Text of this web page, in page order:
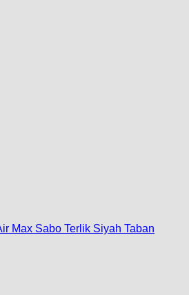
Max Sabo Terlik Siyah Taban